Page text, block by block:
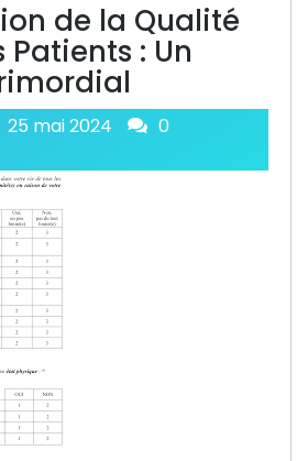
de la Qualité
Patients : Un
25 mai 2024
0